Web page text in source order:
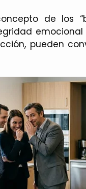
de los
pueden